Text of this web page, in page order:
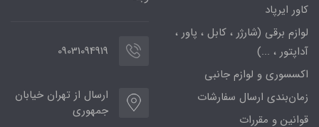
کاور ایرپاد
لوازم برقی (شارژر ، کابل ، پاور ،
آداپتور ، ...)
اکسسوری و لوازم جانبی
زمان‌بندی ارسال سفارشات
قوانین و مقررات
09031094919
ارسال از تهران خیابان
جمهوری